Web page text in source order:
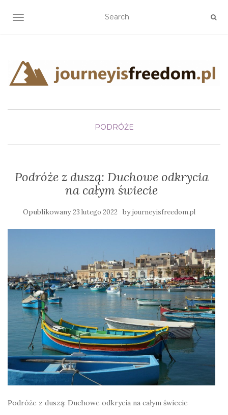
TOGGLE NAVIGATION
PODRÓŻE
Podróże z duszą: Duchowe odkrycia
na całym świecie
Opublikowany23 lutego 2022 byjourneyisfreedom.pl
Podróże z duszą: Duchowe odkrycia na całym świecie